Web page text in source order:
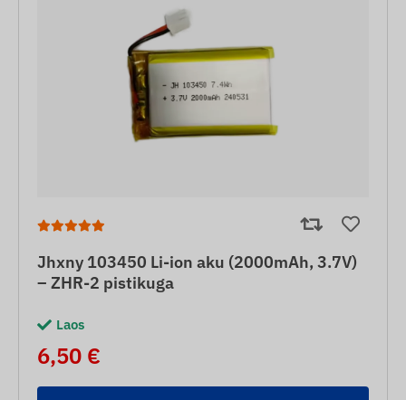
Jhxny 103450 Li-ion aku (2000mAh, 3.7V)
– ZHR-2 pistikuga
Laos
6,50 €